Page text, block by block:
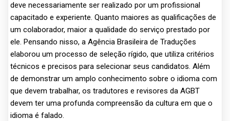
deve necessariamente ser realizado por um profissional
capacitado e experiente. Quanto maiores as qualificações de
um colaborador, maior a qualidade do serviço prestado por
ele. Pensando nisso, a Agência Brasileira de Traduções
elaborou um processo de seleção rígido, que utiliza critérios
técnicos e precisos para selecionar seus candidatos. Além
de demonstrar um amplo conhecimento sobre o idioma com
que devem trabalhar, os tradutores e revisores da AGBT
devem ter uma profunda compreensão da cultura em que o
idioma é falado.